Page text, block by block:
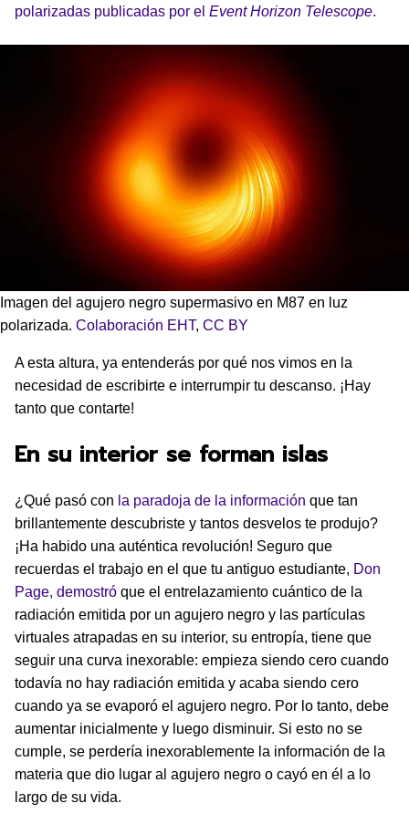
polarizadas publicadas por el Event Horizon Telescope.
Imagen del agujero negro supermasivo en M87 en luz
polarizada. Colaboración EHT, CC BY
A esta altura, ya entenderás por qué nos vimos en la
necesidad de escribirte e interrumpir tu descanso. ¡Hay
tanto que contarte!
En su interior se forman islas
¿Qué pasó con la paradoja de la información que tan
brillantemente descubriste y tantos desvelos te produjo?
¡Ha habido una auténtica revolución! Seguro que
recuerdas el trabajo en el que tu antiguo estudiante, Don
Page, demostró que el entrelazamiento cuántico de la
radiación emitida por un agujero negro y las partículas
virtuales atrapadas en su interior, su entropía, tiene que
seguir una curva inexorable: empieza siendo cero cuando
todavía no hay radiación emitida y acaba siendo cero
cuando ya se evaporó el agujero negro. Por lo tanto, debe
aumentar inicialmente y luego disminuir. Si esto no se
cumple, se perdería inexorablemente la información de la
materia que dio lugar al agujero negro o cayó en él a lo
largo de su vida.